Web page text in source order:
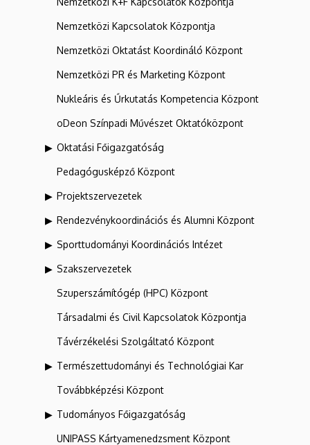
Nemzetközi Kapcsolatok Központja
Nemzetközi Oktatást Koordináló Központ
Nemzetközi PR és Marketing Központ
Nukleáris és Űrkutatás Kompetencia Központ
oDeon Színpadi Művészet Oktatóközpont
Oktatási Főigazgatóság
Pedagógusképző Központ
Projektszervezetek
Rendezvénykoordinációs és Alumni Központ
Sporttudományi Koordinációs Intézet
Szakszervezetek
Szuperszámítógép (HPC) Központ
Társadalmi és Civil Kapcsolatok Központja
Távérzékelési Szolgáltató Központ
Természettudományi és Technológiai Kar
Továbbképzési Központ
Tudományos Főigazgatóság
UNIPASS Kártyamenedzsment Központ